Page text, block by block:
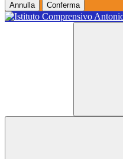
Annulla Conferma